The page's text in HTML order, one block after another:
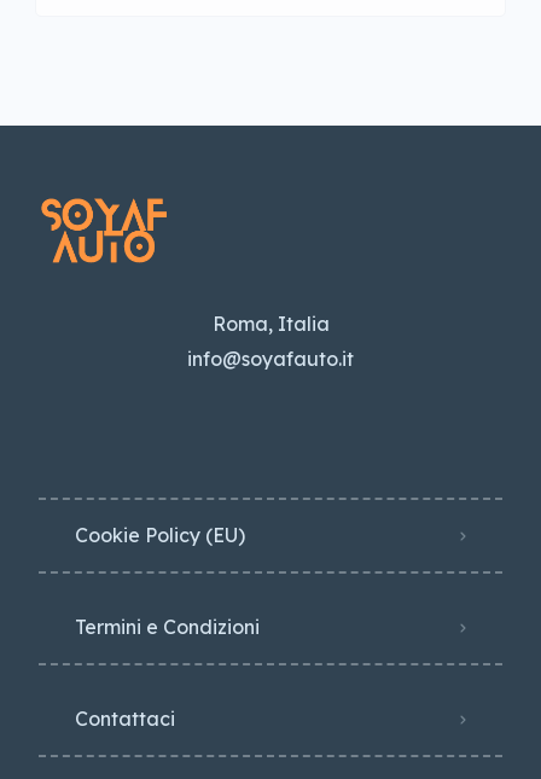
Roma, Italia
info@soyafauto.it
Cookie Policy (EU)
Termini e Condizioni
Contattaci